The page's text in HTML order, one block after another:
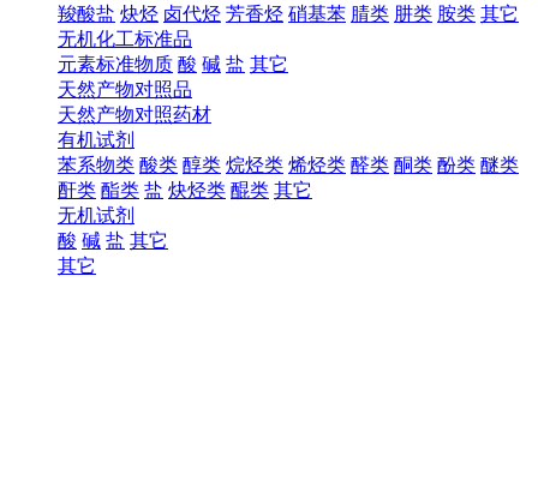
羧酸盐 炔烃 卤代烃 芳香烃 硝基苯 腈类 肼类 胺类 其它
无机化工标准品
元素标准物质 酸 碱 盐 其它
天然产物对照品
天然产物对照药材
有机试剂
苯系物类 酸类 醇类 烷烃类 烯烃类 醛类 酮类 酚类 醚类
酐类 酯类 盐 炔烃类 醌类 其它
无机试剂
酸 碱 盐 其它
其它